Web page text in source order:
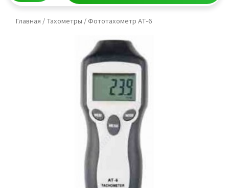
Главная / Тахометры / Фототахометр АТ-6